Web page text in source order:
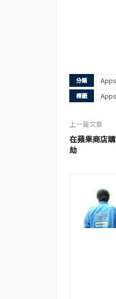
分類 Apps
標籤 Apps
上一篇文章
在蘋果商店
劫